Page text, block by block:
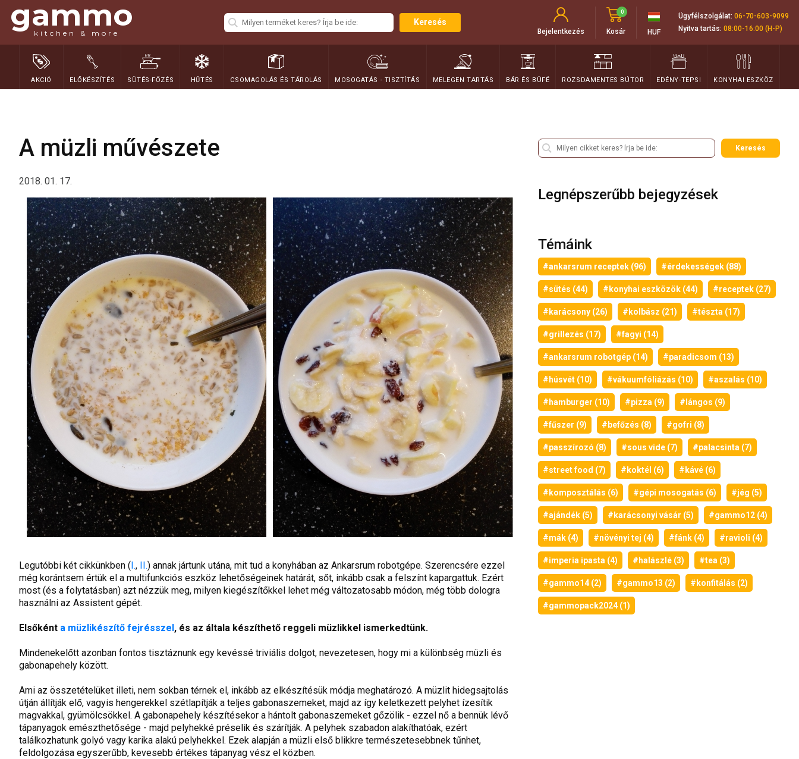
gammo
kitchen & more
Keresés
Bejelentkezés Kosár
0
HUF
Ügyfélszolgálat: 06-70-603-9099
Nyitva tartás: 08:00-16:00 (H-P)
AKCIÓ ELŐKÉSZÍTÉS SÜTÉS-FŐZÉS HŰTÉS CSOMAGOLÁS ÉS TÁROLÁS MOSOGATÁS - TISZTÍTÁS MELEGEN TARTÁS BÁR ÉS BÜFÉ ROZSDAMENTES BÚTOR EDÉNY-TEPSI KONYHAI ESZKÖZ
A müzli művészete
2018. 01. 17.
Legutóbbi két cikkünkben (I., II.) annak jártunk utána, mit tud a konyhában az Ankarsrum robotgépe. Szerencsére ezzel
még korántsem értük el a multifunkciós eszköz lehetőségeinek határát, sőt, inkább csak a felszínt kapargattuk. Ezért
most (és a folytatásban) azt nézzük meg, milyen kiegészítőkkel lehet még változatosabb módon, még több dologra
használni az Assistent gépét.
Elsőként a müzlikészítő fejrésszel, és az általa készíthető reggeli müzlikkel ismerkedtünk.
Mindenekelőtt azonban fontos tisztáznunk egy kevéssé triviális dolgot, nevezetesen, hogy mi a különbség müzli és
gabonapehely között.
Ami az összetételüket illeti, nem sokban térnek el, inkább az elkészítésük módja meghatározó. A müzlit hidegsajtolás
útján állítják elő, vagyis hengerekkel szétlapítják a teljes gabonaszemeket, majd az így keletkezett pelyhet ízesítik
magvakkal, gyümölcsökkel. A gabonapehely készítésekor a hántolt gabonaszemeket gőzölik - ezzel nő a bennük lévő
tápanyagok emészthetősége - majd pelyhekké préselik és szárítják. A pelyhek szabadon alakíthatóak, ezért
találkozhatunk golyó vagy karika alakú pelyhekkel. Ezek alapján a müzli első blikkre természetesebbnek tűnhet,
feldolgozása egyszerűbb, kevesebb értékes tápanyag vész el közben.
Keresés
Legnépszerűbb bejegyzések
Témáink
#ankarsrum receptek (96) #érdekességek (88)
#sütés (44) #konyhai eszközök (44) #receptek (27)
#karácsony (26) #kolbász (21) #tészta (17)
#grillezés (17) #fagyi (14)
#ankarsrum robotgép (14) #paradicsom (13)
#húsvét (10) #vákuumfóliázás (10) #aszalás (10)
#hamburger (10) #pizza (9) #lángos (9)
#fűszer (9) #befőzés (8) #gofri (8)
#passzírozó (8) #sous vide (7) #palacsinta (7)
#street food (7) #koktél (6) #kávé (6)
#komposztálás (6) #gépi mosogatás (6) #jég (5)
#ajándék (5) #karácsonyi vásár (5) #gammo12 (4)
#mák (4) #növényi tej (4) #fánk (4) #ravioli (4)
#imperia ipasta (4) #halászlé (3) #tea (3)
#gammo14 (2) #gammo13 (2) #konfitálás (2)
#gammopack2024 (1)